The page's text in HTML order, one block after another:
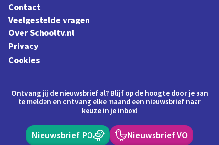
Contact
Veelgestelde vragen
Over Schooltv.nl
Privacy
Cookies
Ontvang jij de nieuwsbrief al? Blijf op de hoogte door je aan
te melden en ontvang elke maand een nieuwsbrief naar
keuze in je inbox!
Nieuwsbrief PO Nieuwsbrief VO